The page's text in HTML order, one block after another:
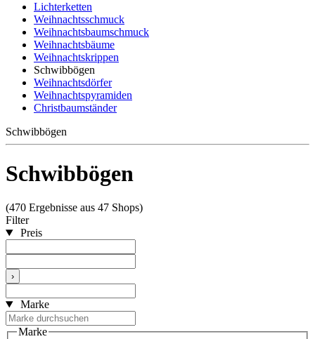
Lichterketten
Weihnachtsschmuck
Weihnachtsbaumschmuck
Weihnachtsbäume
Weihnachtskrippen
Schwibbögen
Weihnachtsdörfer
Weihnachtspyramiden
Christbaumständer
Schwibbögen
Schwibbögen
(470 Ergebnisse aus 47 Shops)
Filter
Preis
›
Marke
Marke